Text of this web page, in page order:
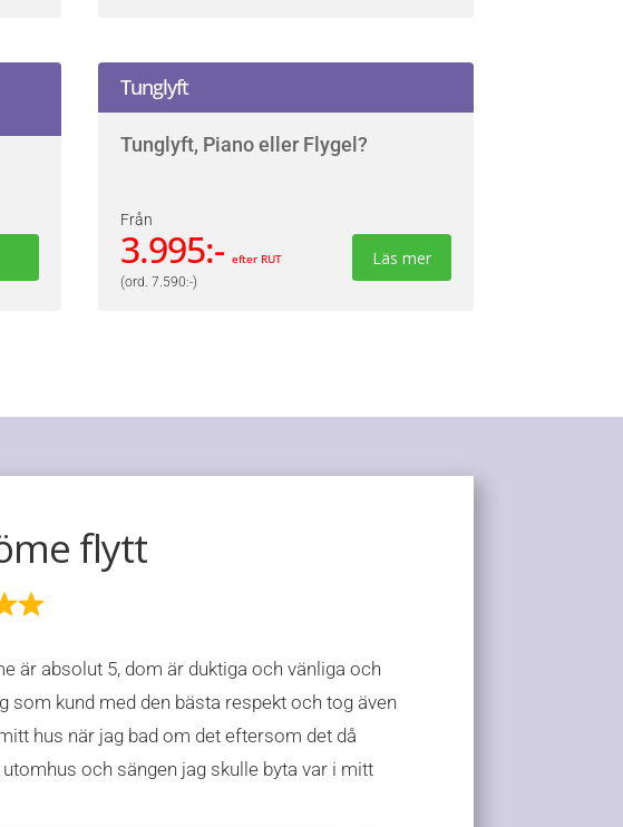
Tunglyft
Tunglyft, Piano eller Flygel?
Från
3.995:- efter RUT Läs mer
(ord. 7.590:-)
flytt
är absolut 5, dom är duktiga och vänliga och
som kund med den bästa respekt och tog även
hus när jag bad om det eftersom det då
och sängen jag skulle byta var i mitt